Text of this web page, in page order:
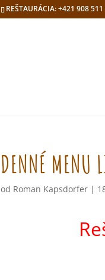
REŠTAURÁCIA: +421 908
DENNÉ MENU
od Roman Kapsdorfer |